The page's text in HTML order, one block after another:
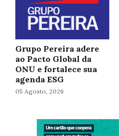
Grupo Pereira adere
ao Pacto Global da
ONU e fortalece sua
agenda ESG
05 Agosto, 2026